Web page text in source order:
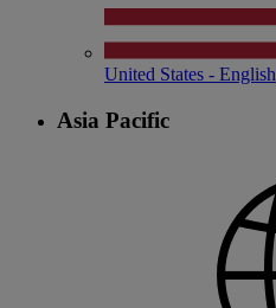
United States - English
Asia Pacific